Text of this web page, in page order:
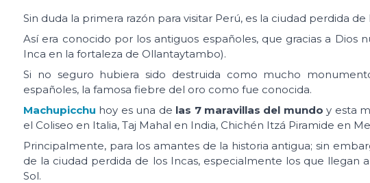
Sin duda la primera razón para visitar Perú, es la ciudad perdida
Así era conocido por los antiguos españoles, que gracias a Dios
Inca en la fortaleza de Ollantaytambo).
Si no seguro hubiera sido destruida como mucho
españoles, la famosa fiebre del oro como fue conocida.
Machupicchu hoy es una de las 7 maravillas del mundo y esta
el Coliseo en Italia, Taj Mahal en India, Chichén Itzá Piramide en
Principalmente, para los amantes de la historia antigua; sin
de la ciudad perdida de los Incas, especialmente los que llegan
Sol.